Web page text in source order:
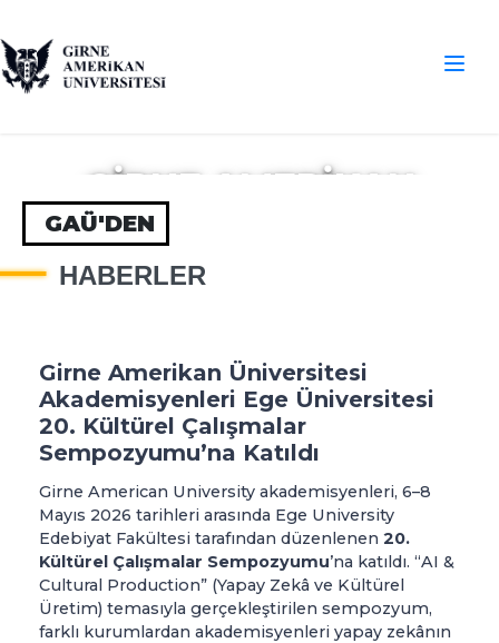
GIRNE AMERIKAN
ÜNIVERSITESI
AKADEMISYENLERI
EGE ÜNIVERSITESI 20.
ÇALIŞMALAR
SEMPOZYUMU’NA
KATILDI
GAÜ'DEN
HABERLER
Girne Amerikan Üniversitesi
Akademisyenleri Ege Üniversitesi
20. Kültürel Çalışmalar
Sempozyumu’na Katıldı
Girne American University akademisyenleri, 6–8
Mayıs 2026 tarihleri arasında Ege University
Edebiyat Fakültesi tarafından düzenlenen 20.
Kültürel Çalışmalar Sempozyumu’na katıldı. “AI &
Cultural Production” (Yapay Zekâ ve Kültürel
Üretim) temasıyla gerçekleştirilen sempozyum,
farklı kurumlardan akademisyenleri yapay zekânın